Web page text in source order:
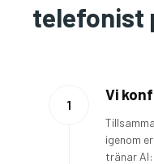
telefonist
1
Vi
igenom
tränar